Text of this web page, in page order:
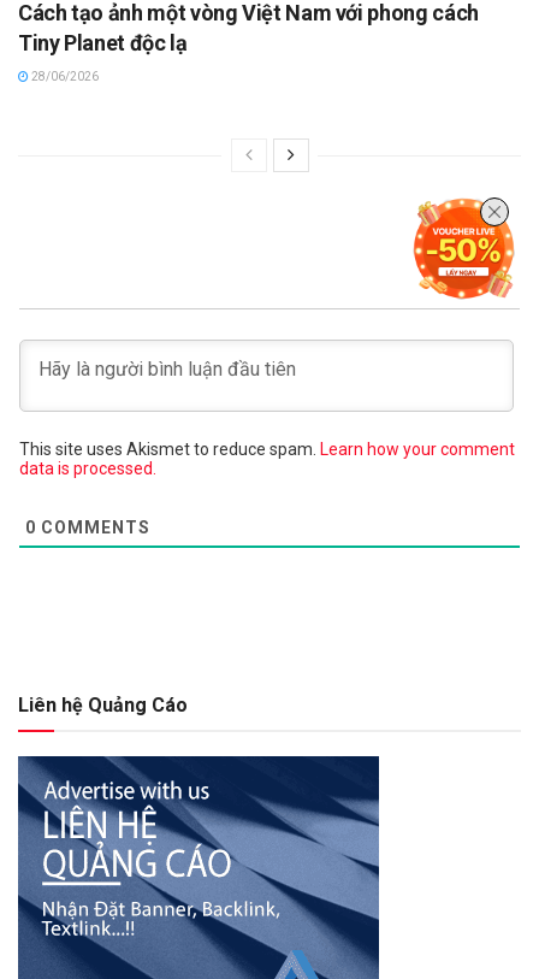
Cách tạo ảnh một vòng Việt Nam với phong cách
Tiny Planet độc lạ
28/06/2026
This site uses Akismet to reduce spam. Learn how your comment
data is processed.
0 COMMENTS
Liên hệ Quảng Cáo